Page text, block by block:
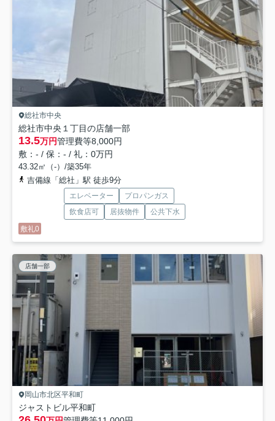
総社市中央
総社市中央１丁目の店舗一部
13.5万円管理費等8,000円
敷：- / 保：- / 礼：0万円
43.32㎡（-）/築35年
吉備線「総社」駅 徒歩9分
エレベーター
プロパンガス
飲食店可
居抜物件
公共下水
敷礼0
店舗一部
岡山市北区平和町
ジャストビル平和町